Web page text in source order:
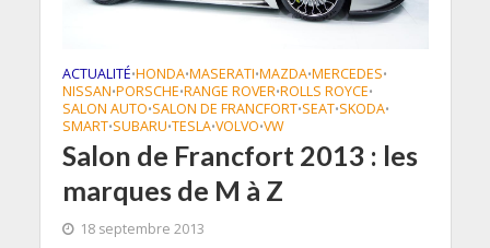
ACTUALITÉ•HONDA•MASERATI•MAZDA•MERCEDES•
NISSAN•PORSCHE•RANGE ROVER•ROLLS ROYCE•
SALON AUTO•SALON DE FRANCFORT•SEAT•SKODA•
SMART•SUBARU•TESLA•VOLVO•VW
Salon de Francfort 2013 : les
marques de M à Z
18 septembre 2013